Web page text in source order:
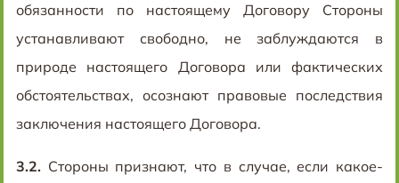
обязанности по настоящему Договору Стороны
устанавливают свободно, не заблуждаются в
природе настоящего Договора или фактических
обстоятельствах, осознают правовые последствия
заключения настоящего Договора.
3.2. Стороны признают, что в случае, если какое-